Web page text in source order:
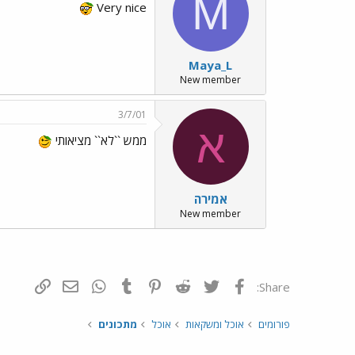
M
Maya_L
New member
Very nice
א
אמירה
New member
3/7/01
ממש ``לא`` מציאותי
Share: פייסבוק Twitter
Reddit
Pinterest
Tumblr
WhatsAppדואר אלקטרוני
פורומים אוכל ומשקאות אוכל מתכונים